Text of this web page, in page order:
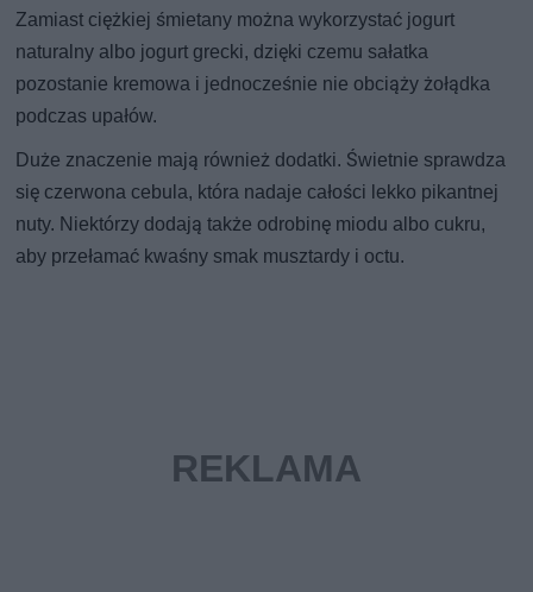
Zamiast ciężkiej śmietany można wykorzystać jogurt
naturalny albo jogurt grecki, dzięki czemu sałatka
pozostanie kremowa i jednocześnie nie obciąży żołądka
podczas upałów.
Duże znaczenie mają również dodatki. Świetnie sprawdza
się czerwona cebula, która nadaje całości lekko pikantnej
nuty. Niektórzy dodają także odrobinę miodu albo cukru,
aby przełamać kwaśny smak musztardy i octu.